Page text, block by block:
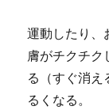
運動したり、
膚がチクチク
る（すぐ消え
るくなる。